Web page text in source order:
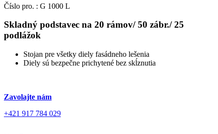
Číslo pro. : G 1000 L
Skladný podstavec na 20 rámov/ 50 zábr./ 25
podlážok
Stojan pre všetky diely fasádneho lešenia
Diely sú bezpečne prichytené bez skĺznutia
Zavolajte nám
+421 917 784 029